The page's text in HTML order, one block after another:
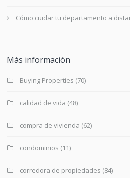
Cómo cuidar tu departamento a
Más información
Buying Properties (70)
calidad de vida (48)
compra de vivienda (62)
condominios (11)
corredora de propiedades (84)